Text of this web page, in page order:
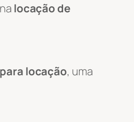
locação de
locação, uma